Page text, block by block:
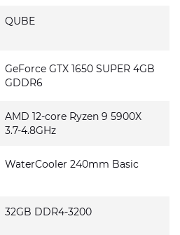
QUBE
GeForce GTX 1650 SUPER 4GB
GDDR6
AMD 12-core Ryzen 9 5900X
3.7-4.8GHz
WaterCooler 240mm Basic
32GB DDR4-3200